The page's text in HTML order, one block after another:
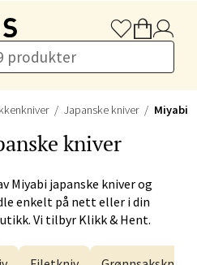
Japanske kniver Miyabi
kniver
Miyabi japanske kniver og
enkelt på nett eller i din
Vi tilbyr Klikk & Hent.
Drammen
-